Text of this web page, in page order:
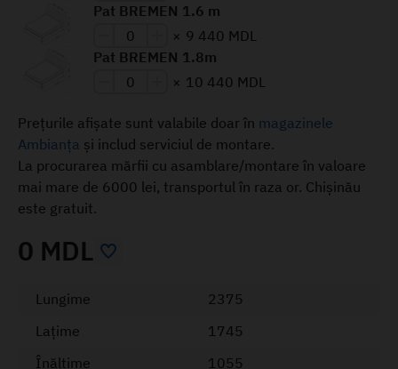
Pat BREMEN 1.6 m
× 9 440 MDL
Pat BREMEN 1.8m
× 10 440 MDL
Prețurile afișate sunt valabile doar în magazinele
Ambianța și includ serviciul de montare.
La procurarea mărfii cu asamblare/montare în valoare
mai mare de 6000 lei, transportul în raza or. Chișinău
este gratuit.
0 MDL
Lungime
2375
Lațime
1745
Înălțime
1055